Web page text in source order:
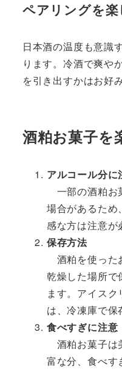
ペアリングを楽
日本酒の温度も意識
ります。冷酒で爽や
を引き出すかはお好
酒粕お菓子を
アルコール分に
一部の酒粕お
場合があるため
感な方は注意が
保存方法
酒粕を使った
乾燥した場所で
ます。アイス
は、冷凍庫で保
食べすぎに注意
酒粕お菓子は
富な分、食べす